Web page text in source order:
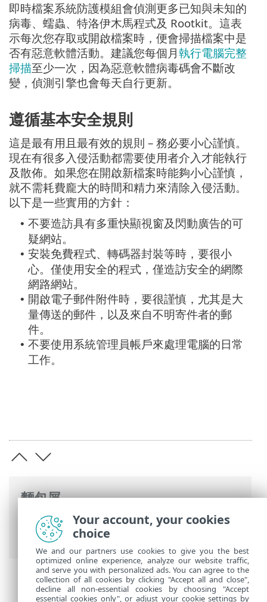
麵包屑
ESET 線上說明>ESET Internet Security>
ESET Internet Security
即時檔案系統防護模組會偵測更多已知與未知的
病毒、蠕蟲、特洛伊木馬程式及 Rootkit。這表
示每次您存取或開啟檔案時，便會掃描檔案中是
否有惡意軟體活動。建議您每個月執行電腦完整
掃描至少一次，因為惡意軟體病毒碼會不斷改
變，偵測引擎也會每天自行更新。
遵循基本安全規則
這是最有用且最有效的規則 – 務必要小心謹慎。
現在有很多入侵活動都需要使用者介入才能執行
及散佈。如果您在開啟新檔案時能夠小心謹慎，
就不需耗費龐大的時間和精力來清除入侵活動。
以下是一些實用的方針：
• 不要造訪具有多重快顯視窗及閃動廣告的可
疑網站。
• 安裝免費程式、轉碼器封裝等時，要很小
心。僅使用安全的程式，僅造訪安全的網際
網路網站。
• 開啟電子郵件附件時，要很謹慎，尤其是大
量傳送的郵件，以及來自不明寄件者的郵
件。
• 不要使用系統管理員帳戶來處理電腦的日常
工作。
Your account, your cookies
choice
We and our partners use cookies to give you the best
optimized online experience, analyze our website traffic,
and serve you with personalized ads. You can agree to the
collection of all cookies by clicking "Accept all and close",
decline all non-essential cookies by choosing "Accept
essential cookies only", or adjust your cookie settings by